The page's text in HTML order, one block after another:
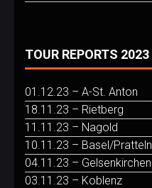
TOUR REPORTS 2023
01.12.23 – A-St. Anton
18.11.23 – Rietberg
11.11.23 – Nagold
10.11.23 – Basel/Pratteln
04.11.23 – Gelsenkirchen
03.11.23 – Koblenz